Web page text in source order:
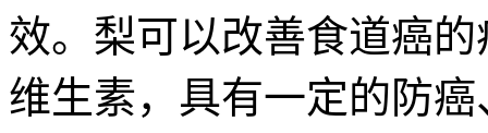
效。梨可以改善食道癌
维生素，具有一定的防